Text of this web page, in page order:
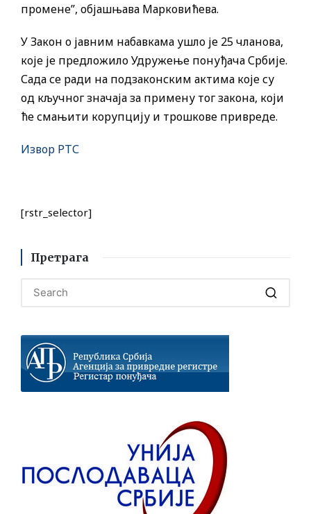
промене”, објашњава Марковићева.
У Закон о јавним набавкама ушло је 25 чланова,
које је предложило Удружење понуђача Србије.
Сада се ради на подзаконским актима које су
од кључног значаја за примену тог закона, који
ће смањити корупцију и трошкове привреде.
Извор РТС
[rstr_selector]
Претрага